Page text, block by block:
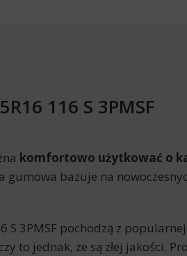
116 S 3PMSF
komfortowo użytkować o
bazuje na
S 3PMSF pochodzą z
to jednak, że są złej